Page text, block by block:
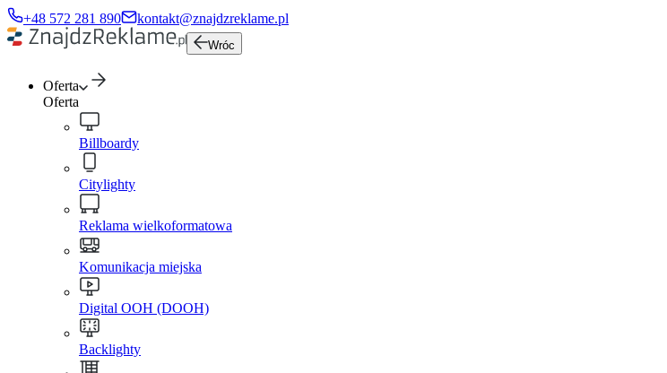
+48 572 281 890 kontakt@znajdzreklame.pl
Wróc
Oferta
Oferta
Billboardy
Citylighty
Reklama wielkoformatowa
Komunikacja miejska
Digital OOH (DOOH)
Backlighty